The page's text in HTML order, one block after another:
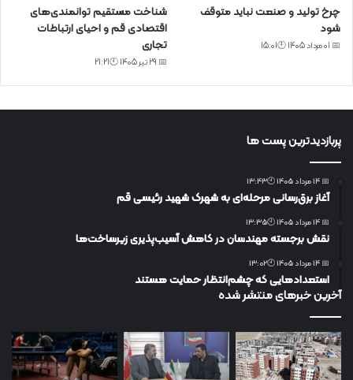
چرخ تولید و صنعت نباید متوقف
شود
📅 01 مرداد 1405 🕙15:01
شناخت مستقیم توانمندی‌های
اقتصادی قم و احیای ارتباطات
تجاری
📅 29 تیر 1405 🕙21:21
پربازدیدترین پست ها
📅 14 مرداد 1405 🕙13:43
آغاز برق‌رسانی مرحله‌ای به شهرک شهید رئیسی قم
📅 14 مرداد 1405 🕙13:35
نقش برجسته مهندسان در کاهش آسیب‌پذیری زیرساخت‌ها
📅 14 مرداد 1405 🕙13:02
استعدادهایی که چشم‌انتظار حمایت هستند
آخرین خبرهای منتشر شده